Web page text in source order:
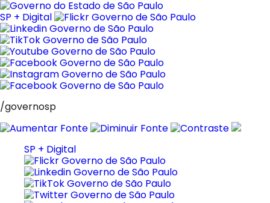
Pular
para
o
conteúdo
SP + Digital
/governosp
SP + Digital